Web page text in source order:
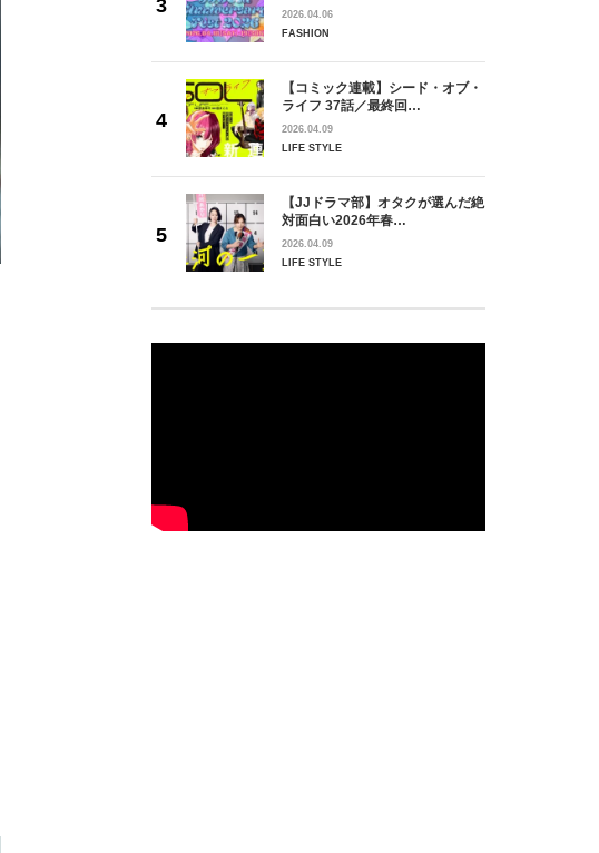
2026.04.06
FASHION
【コミック連載】シード・オブ・
ライフ 37話／最終回…
2026.04.09
LIFE STYLE
【JJドラマ部】オタクが選んだ絶
対面白い2026年春…
2026.04.09
LIFE STYLE